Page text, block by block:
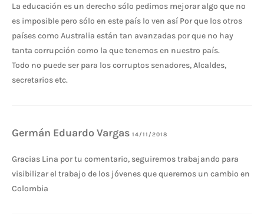
La educación es un derecho sólo pedimos mejorar algo que no
es imposible pero sólo en este país lo ven así Por que los otros
países como Australia están tan avanzadas por que no hay
tanta corrupción como la que tenemos en nuestro país.
Todo no puede ser para los corruptos senadores, Alcaldes,
secretarios etc.
Germán Eduardo Vargas 14/11/2018
Gracias Lina por tu comentario, seguiremos trabajando para
visibilizar el trabajo de los jóvenes que queremos un cambio en
Colombia